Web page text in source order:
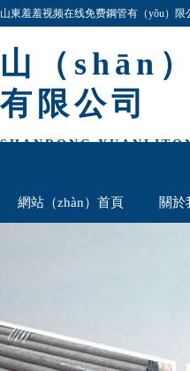
山東羞羞视频在线免费鋼管有（yǒu）限
山（shān
有限公司
SHANDONG
網站（zhàn）首頁 關於